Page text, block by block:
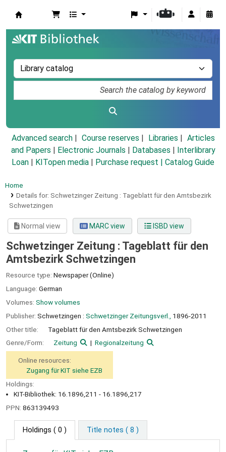
Advanced search Course reserves Libraries
Articles
and Papers
Electronic Journals Databases
Interlibrary
Loan
KITopen media Purchase request | Catalog Guide
Home
Details for: Schwetzinger Zeitung : Tageblatt für den Amtsbezirk
Schwetzingen
Normal view MARC view ISBD view
Schwetzinger Zeitung : Tageblatt für den
Amtsbezirk Schwetzingen
Resource type: Newspaper (Online)
Language: German
Volumes: Show volumes
Publisher: Schwetzingen : Schwetzinger Zeitungsverl.,
1896-2011
Other title:
Tageblatt für den Amtsbezirk Schwetzingen
Genre/Form:
Zeitung Regionalzeitung
Online resources:
Zugang für KIT siehe EZB
Holdings:
KIT-Bibliothek: 16.1896,211 - 16.1896,217
PPN: 863139493
Holdings ( 0 ) Title notes ( 8 )